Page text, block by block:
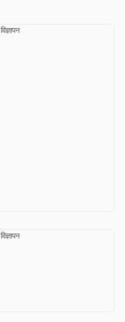
विज्ञापन
विज्ञापन